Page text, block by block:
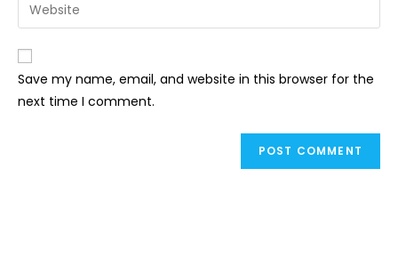
Save my name, email, and website in this browser for the
next time I comment.